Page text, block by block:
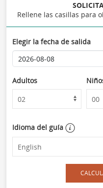
Rellene las casillas para
Elegir la fecha de salida
Adultos
Idioma del guía